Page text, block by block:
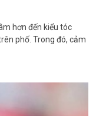
hơn đến kiểu tóc
phố. Trong đó, cảm